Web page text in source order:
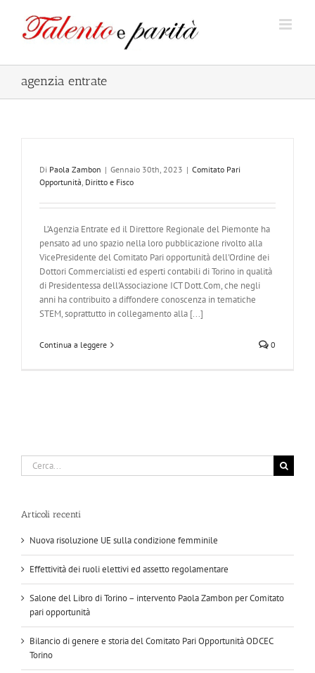
contenuto
agenzia entrate
Di Paola Zambon | Gennaio 30th, 2023 | Comitato Pari
Opportunità, Diritto e Fisco
L’Agenzia Entrate ed il Direttore Regionale del Piemonte ha
pensato ad uno spazio nella loro pubblicazione rivolto alla
VicePresidente del Comitato Pari opportunità dell'Ordine dei
Dottori Commercialisti ed esperti contabili di Torino in qualità
di Presidentessa dell'Associazione ICT Dott.Com, che negli
anni ha contribuito a diffondere conoscenza in tematiche
STEM, soprattutto in collegamento alla [...]
Continua a leggere 0
Cerca
per:
Articoli recenti
Nuova risoluzione UE sulla condizione femminile
Effettività dei ruoli elettivi ed assetto regolamentare
Salone del Libro di Torino – intervento Paola Zambon per Comitato
pari opportunità
Bilancio di genere e storia del Comitato Pari Opportunità ODCEC
Torino